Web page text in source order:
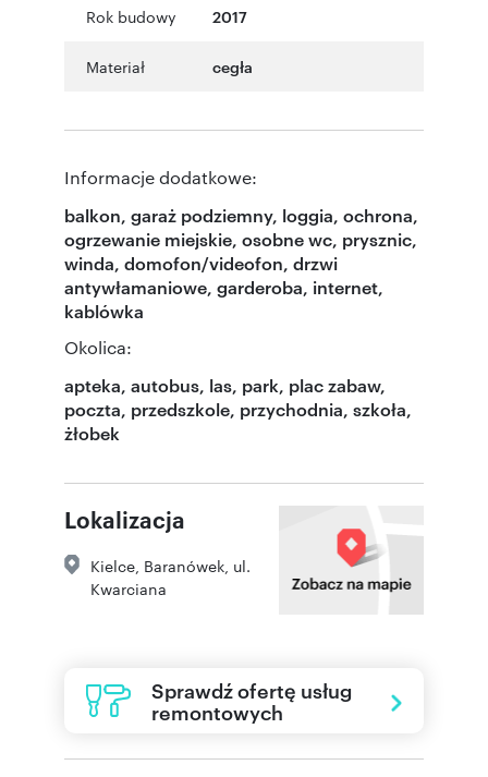
Rok budowy 2017
Materiał cegła
Informacje dodatkowe:
balkon, garaż podziemny, loggia, ochrona,
ogrzewanie miejskie, osobne wc, prysznic,
winda, domofon/videofon, drzwi
antywłamaniowe, garderoba, internet,
kablówka
Okolica:
apteka, autobus, las, park, plac zabaw,
poczta, przedszkole, przychodnia, szkoła,
żłobek
Lokalizacja
Kielce Baranówek ul.
Kwarciana
Sprawdź ofertę usług
remontowych